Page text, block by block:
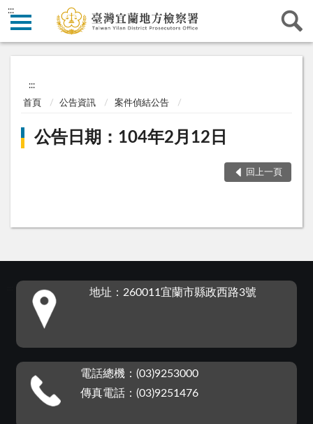
:::
:::
首頁 公告資訊 案件偵結公告
公告日期：104年2月12日
回上一頁
地址：260011宜蘭市縣政西路3號
電話總機：(03)9253000
傳真電話：(03)9251476